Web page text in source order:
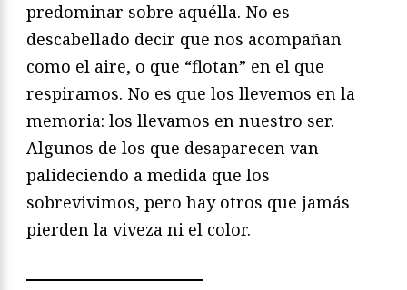
predominar sobre aquélla. No es
descabellado decir que nos acompañan
como el aire, o que “flotan” en el que
respiramos. No es que los llevemos en la
memoria: los llevamos en nuestro ser.
Algunos de los que desaparecen van
palideciendo a medida que los
sobrevivimos, pero hay otros que jamás
pierden la viveza ni el color.